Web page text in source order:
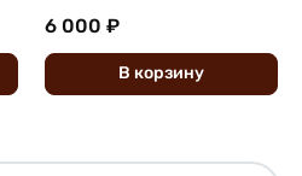
6 000 ₽
В корзину